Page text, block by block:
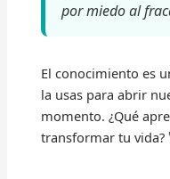
por miedo al
El conocimiento es
la usas para abrir
momento. ¿Qué
transformar tu vida?